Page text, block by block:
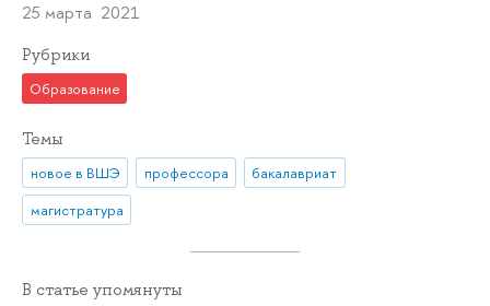
25 марта 2021
Рубрики
Образование
Темы
новое в ВШЭ профессора
бакалавриат
магистратура
В статье упомянуты